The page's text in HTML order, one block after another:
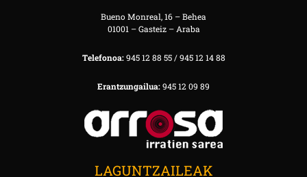
Bueno Monreal, 16 – Behea
01001 – Gasteiz – Araba
Telefonoa:945 12 88 55 / 945 12 14 88
Erantzungailua:945 12 09 89
LAGUNTZAILEAK